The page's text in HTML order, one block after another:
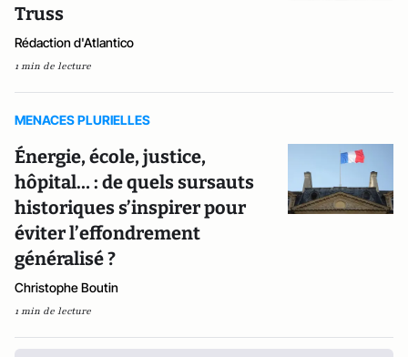
Truss
Rédaction d'Atlantico
1 min de lecture
MENACES PLURIELLES
Énergie, école, justice,
hôpital… : de quels sursauts
historiques s’inspirer pour
éviter l’effondrement
généralisé ?
Christophe Boutin
1 min de lecture